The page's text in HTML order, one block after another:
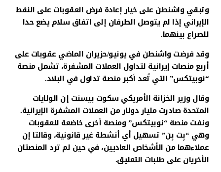
وتبقي واشنطن على خيار إعادة فرض العقوبات على النفط
الإيراني إذا لم يتوصل الطرفان إلى اتفاق سلام يضع حدا
للصراع بينهما.
وقد فرضت واشنطن في يونيو/حزيران الماضي عقوبات على
أربع منصات إيرانية لتداول العملات المشفرة، تشمل منصة
“نوبيتكس” التي تُعد أكبر منصة تداول في البلاد.
وقال وزير الخزانة الأمريكي سكوت بيسنت إن الولايات
المتحدة صادرت مليار دولار من العملات المشفرة الإيرانية.
ونفت منصة “نوبيتكس” ومنصة أخرى خاضعة للعقوبات
وهي “بِت بِن” تسهيل أي أنشطة غير قانونية، وقالتا إن
عملاءهما من الأشخاص العاديين، في حين لم ترد المنصتان
الأخريان على طلبات التعليق.